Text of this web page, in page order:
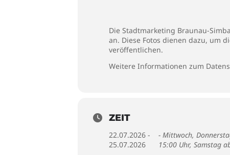
Die Stadtmarketing Braunau-
an. Diese Fotos dienen dazu, um
veröffentlichen.
Weitere Informationen zum
ZEIT
22.07.2026 -
25.07.2026
- Mittwoch,
15:00 Uhr, Samstag